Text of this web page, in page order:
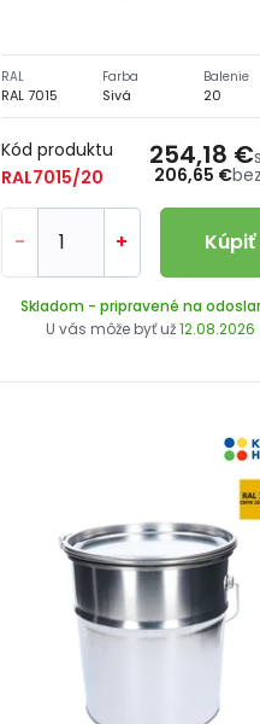
RAL
RAL 7015
Farba
Sivá
Balenie
20
Kód produktu
RAL7015/20
206,65 €
254,18 €
- + Kúpiť
Skladom - pripravené na
U vás môže byť už12.08.2026